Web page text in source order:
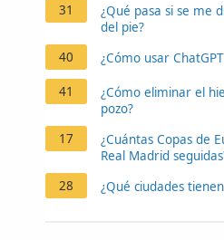
31
¿Qué pasa si se me
del pie?
40
¿Cómo usar
41
¿Cómo eliminar el
pozo?
17
¿Cuántas Copas de
Real Madrid
28
¿Qué ciudades